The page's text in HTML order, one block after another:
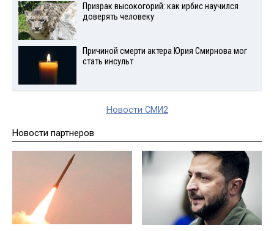
Призрак высокогорий: как ирбис научился
доверять человеку
Причиной смерти актера Юрия Смирнова мог
стать инсульт
Новости СМИ2
Новости партнеров